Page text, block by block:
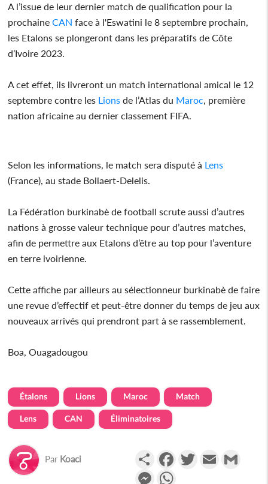
A l’issue de leur dernier match de qualification pour la
prochaineCAN face à l'Eswatini le 8 septembre prochain,
les Etalons se plongeront dans les préparatifs de Côte
d’Ivoire 2023.
A cet effet, ils livreront un match international amical le 12
septembre contre les Lions de l’Atlas du Maroc , première
nation africaine au dernier classement FIFA.
Selon les informations, le match sera disputé à Lens
(France), au stade Bollaert-Delelis.
La Fédération burkinabè de football scrute aussi d’autres
nations à grosse valeur technique pour d’autres matches,
afin de permettre aux Etalons d’être au top pour l’aventure
en terre ivoirienne.
Cette affiche par ailleurs au sélectionneur burkinabè de faire
une revue d’effectif et peut-être donner du temps de jeu aux
nouveaux arrivés qui prendront part à se rassemblement.
Boa, Ouagadougou
Étalons Lions Maroc Match
Lens CAN Éliminatoires
Par Koaci PartagerFacebookTwitterEmail
Messenger